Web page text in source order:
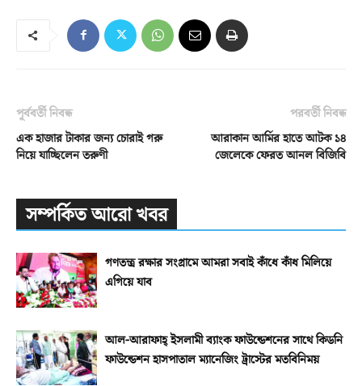
পূর্ববর্তী নিবন্ধ
এক হাজার টাকার জন্য চোরাই গরু
নিয়ে যাচ্ছিলেন তরুণী
পরবর্তী নিবন্ধ
আরাকান আর্মির হাতে আটক ১৪
জেলেকে ফেরত আনল বিজিবি
সম্পর্কিত আরো খবর
গণতন্ত্র রক্ষার সংগ্রামে আমরা সবাই কাঁধে কাঁধ মিলিয়ে
এগিয়ে যাব
আল-আরাফাহ্‌ ইসলামী ব্যাংক ফাউন্ডেশনের সাথে কিডনি
ফাউন্ডেশন হাসপাতাল ম্যানেজিং ট্রাস্টের মতবিনিময়